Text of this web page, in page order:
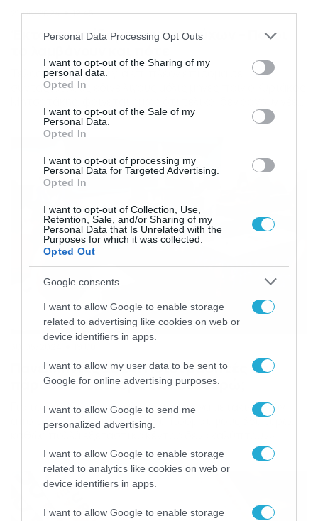
Please note that this website/app uses one or more Google
not limited to your visit or usage behaviour. You may click to
grant or deny consent to Google and its third-party tags to
use your data for below specified purposes in below Google
consent section.
Personal Data Processing Opt Outs
I want to opt-out of the Sharing of my
personal data.
Opted In
I want to opt-out of the Sale of my
Personal Data.
Opted In
I want to opt-out of processing my
Personal Data for Targeted Advertising.
Opted In
I want to opt-out of Collection, Use,
Retention, Sale, and/or Sharing of my
Personal Data that Is Unrelated with the
Purposes for which it was collected.
Opted Out
Google consents
I want to allow Google to enable storage
related to advertising like cookies on web or
device identifiers in apps.
I want to allow my user data to be sent to
Google for online advertising purposes.
I want to allow Google to send me
personalized advertising.
I want to allow Google to enable storage
related to analytics like cookies on web or
device identifiers in apps.
I want to allow Google to enable storage
21/06/2024 12:45
Έκτακτο επίδομα συνταξιούχων – Ποιοι
Τέλος στα σενάρια για επιπλέον επίδομα σε
συνταξιούχους έδινε λίγους μόλις μήνες πριν ο Κυριάκος
ανακοινώσεις που θα φέρουν επιπλέον χρήματα,
εκτάκτως, σε αρκετούς. Συγκεκριμένα, σήμερα
ανακοινώθηκε ότι θα επιβληθεί έκτακτη προσωρινή
συνεισφοράς αλληλεγγύης στις εταιρίες διύλισης για το
έτος 2022, και θα θεσπιστεί έκτακτη Προσωρινή
Συνεισφορά […]
Πανελλήνιες 2024: Ποιοι μαθητές θα
πάρουν το επίδομα των 350ευρώ;
Για τους μαθητές που θα χρειαστεί να μετακινηθούν
από το σπίτι τους θα δοθεί επίδομα ύψους 350 ευρώ,
καθώς πολλά εξεταστικά κέντρα δεν «καλύπτουν»
ακριτικές περιοχές όπως είναι μερικά νησιά της χώρας
αλλά και μέρη της ηπειρωτικής Ελλάδας που είναι πιο
απομακρυσμένα. Η συγκεκριμένη οικονομική ενίσχυση
αφορά την κάλυψη των εξόδων υποψηφίων οι οποίοι
συμμετέχουν […]